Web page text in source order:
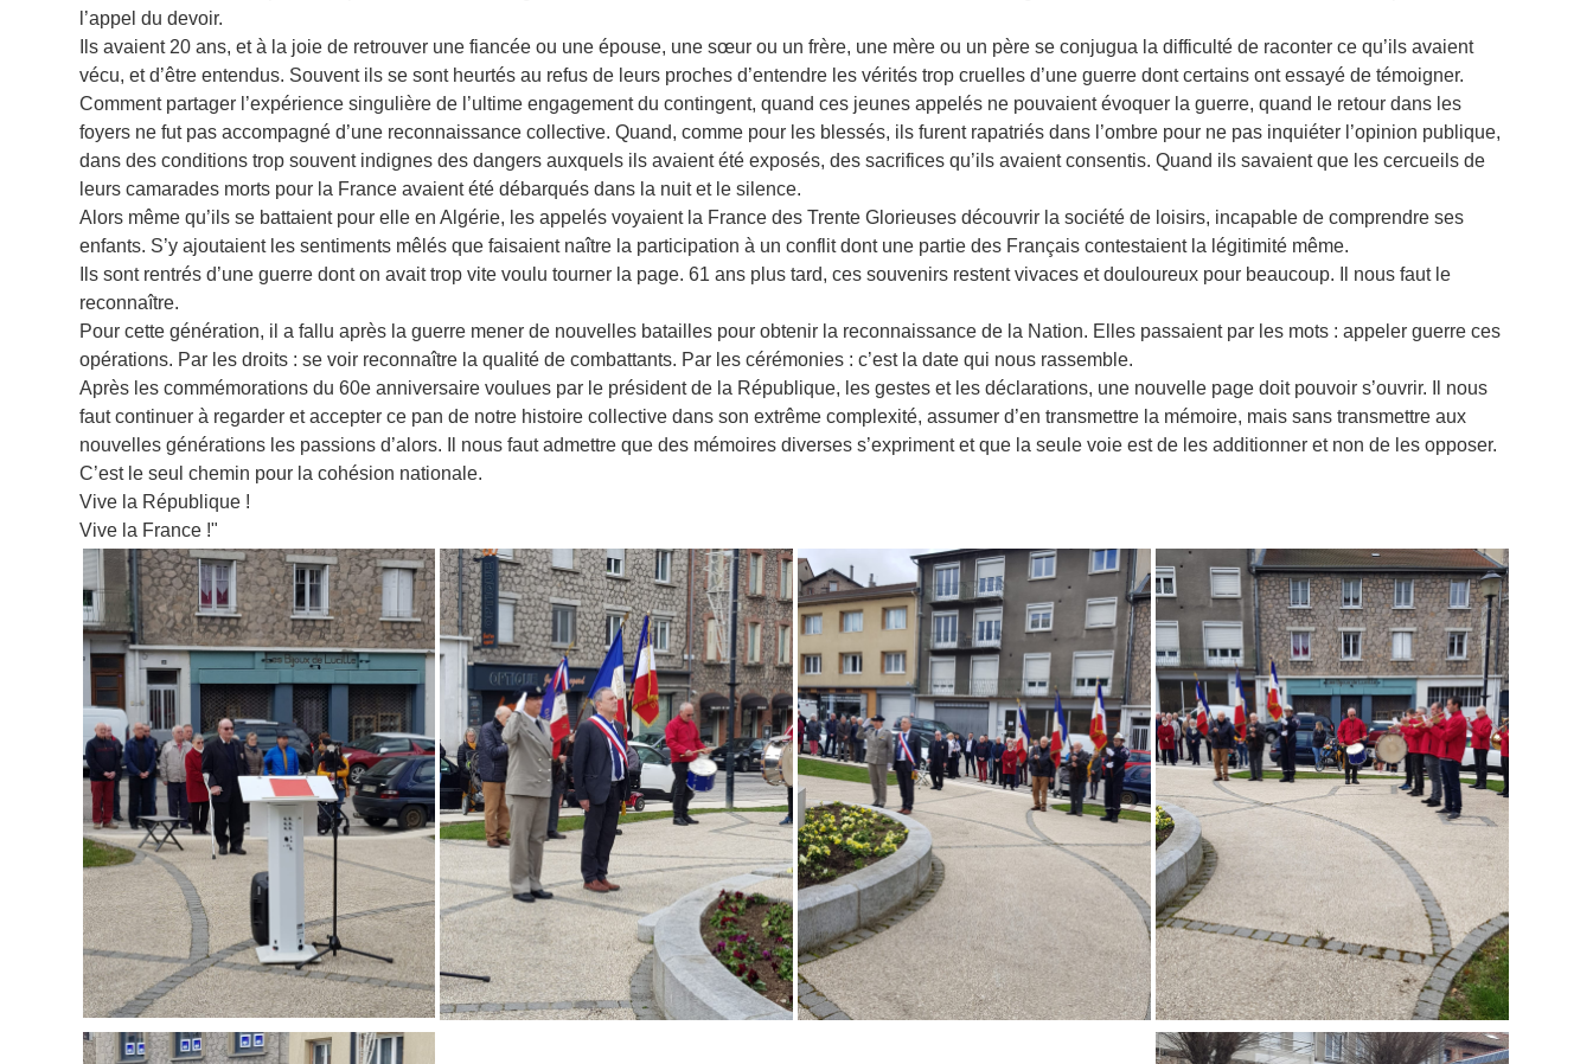
l’appel du devoir.
Ils avaient 20 ans, et à la joie de retrouver une fiancée ou une épouse, une sœur ou un frère, une mère ou un père se conjugua la difficulté de raconter ce qu’ils avaient
vécu, et d’être entendus. Souvent ils se sont heurtés au refus de leurs proches d’entendre les vérités trop cruelles d’une guerre dont certains ont essayé de témoigner.
Comment partager l’expérience singulière de l’ultime engagement du contingent, quand ces jeunes appelés ne pouvaient évoquer la guerre, quand le retour dans les
foyers ne fut pas accompagné d’une reconnaissance collective. Quand, comme pour les blessés, ils furent rapatriés dans l’ombre pour ne pas inquiéter l’opinion publique,
dans des conditions trop souvent indignes des dangers auxquels ils avaient été exposés, des sacrifices qu’ils avaient consentis. Quand ils savaient que les cercueils de
leurs camarades morts pour la France avaient été débarqués dans la nuit et le silence.
Alors même qu’ils se battaient pour elle en Algérie, les appelés voyaient la France des Trente Glorieuses découvrir la société de loisirs, incapable de comprendre ses
enfants. S’y ajoutaient les sentiments mêlés que faisaient naître la participation à un conflit dont une partie des Français contestaient la légitimité même.
Ils sont rentrés d’une guerre dont on avait trop vite voulu tourner la page. 61 ans plus tard, ces souvenirs restent vivaces et douloureux pour beaucoup. Il nous faut le
reconnaître.
Pour cette génération, il a fallu après la guerre mener de nouvelles batailles pour obtenir la reconnaissance de la Nation. Elles passaient par les mots : appeler guerre ces
opérations. Par les droits : se voir reconnaître la qualité de combattants. Par les cérémonies : c’est la date qui nous rassemble.
Après les commémorations du 60e anniversaire voulues par le président de la République, les gestes et les déclarations, une nouvelle page doit pouvoir s’ouvrir. Il nous
faut continuer à regarder et accepter ce pan de notre histoire collective dans son extrême complexité, assumer d’en transmettre la mémoire, mais sans transmettre aux
nouvelles générations les passions d’alors. Il nous faut admettre que des mémoires diverses s’expriment et que la seule voie est de les additionner et non de les opposer.
C’est le seul chemin pour la cohésion nationale.
Vive la République !
Vive la France !"